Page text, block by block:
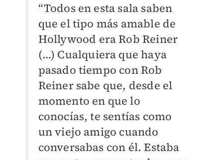
“Todos en esta sala saben
que el tipo más amable de
Hollywood era Rob Reiner
(…) Cualquiera que haya
pasado tiempo con Rob
Reiner sabe que, desde el
momento en que lo
conocías, te sentías como
un viejo amigo cuando
conversabas con él. Estaba